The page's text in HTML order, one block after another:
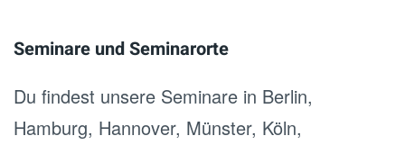
Seminare und Seminarorte
Du findest unsere Seminare in Berlin,
Hamburg, Hannover, Münster, Köln,